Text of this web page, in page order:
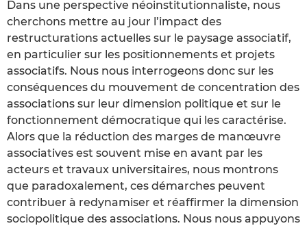
Dans une perspective néoinstitutionnaliste, nous
cherchons mettre au jour l’impact des
restructurations actuelles sur le paysage associatif,
en particulier sur les positionnements et projets
associatifs. Nous nous interrogeons donc sur les
conséquences du mouvement de concentration des
associations sur leur dimension politique et sur le
fonctionnement démocratique qui les caractérise.
Alors que la réduction des marges de manœuvre
associatives est souvent mise en avant par les
acteurs et travaux universitaires, nous montrons
que paradoxalement, ces démarches peuvent
contribuer à redynamiser et réaffirmer la dimension
sociopolitique des associations. Nous nous appuyons